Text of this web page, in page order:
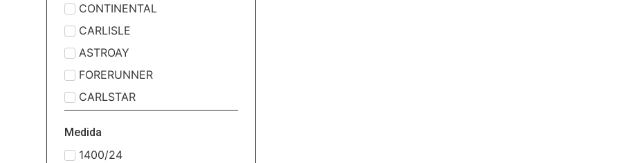
CONTINENTAL
CARLISLE
ASTROAY
FORERUNNER
CARLSTAR
Medida
1400/24